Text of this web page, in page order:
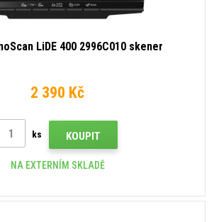
LiDE 400 2996C010 skener
2 390 Kč
ks KOUPIT
NA EXTERNÍM SKLADĚ